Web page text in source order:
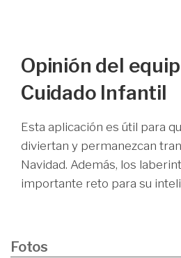
Opinión del
Cuidado Infantil
Esta aplicación es útil para
diviertan y permanezcan
Navidad. Además, los
importante reto para su
Fotos